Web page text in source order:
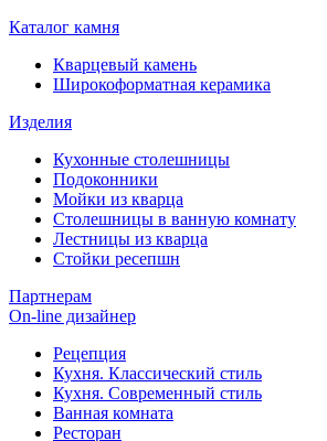
Каталог камня
Кварцевый камень
Широкоформатная керамика
Изделия
Кухонные столешницы
Подоконники
Мойки из кварца
Столешницы в ванную комнату
Лестницы из кварца
Стойки ресепшн
Партнерам
On-line дизайнер
Рецепция
Кухня. Классический стиль
Кухня. Современный стиль
Ванная комната
Ресторан